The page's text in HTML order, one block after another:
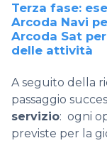
Terza fase:
Arcoda Navi
Arcoda Sat
delle attività
A seguito della
passaggio
servizio: ogni
previste per la